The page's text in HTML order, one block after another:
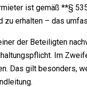
ist gemäß **§
zu erhalten – das
der Beteiligten
Im
Das gilt besonders,